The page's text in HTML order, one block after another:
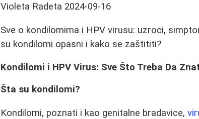
Violeta Radeta 2024-09-16
Sve o kondilomima i HPV virusu: uzroci,
su kondilomi opasni i kako se zaštititi?
Kondilomi i HPV Virus: Sve Što Treba Da
Šta su kondilomi?
Kondilomi, poznati i kao genitalne bradavice,